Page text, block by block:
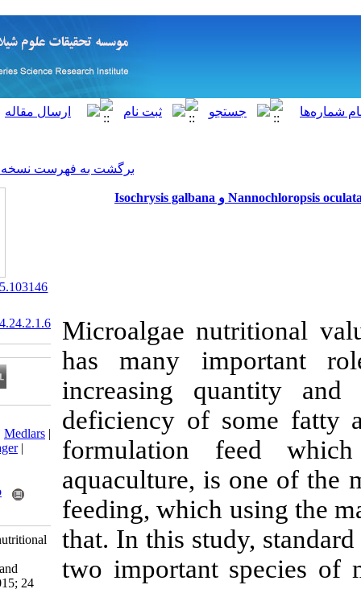
برگشت به فهرست نسخه ها
Microalgae
has many
increasing
deficiency of
aquaculture,
feeding,
that. In this
two important
‎ 10.22092/ISFJ.2015.103146
20.1001.1.10261354.1394.24.2.1.6
Download citation:
BibTeX | RIS |EndNote|Medlars
ProCite
Reference Manager|
Send citation to:
Mendeley
Zotero
Hafezieh M. Fatty acids nutritional
Nannochloropsis oculata and
Isochrysis galbana. isfj 2015; 24